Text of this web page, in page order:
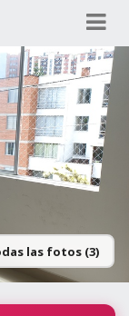
las fotos (3)